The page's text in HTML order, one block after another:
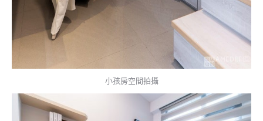
小孩房空間拍攝